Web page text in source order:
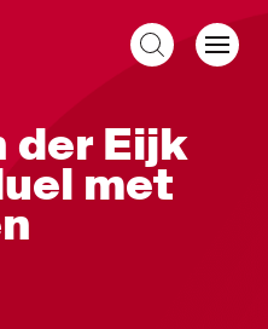
der Eijk
met